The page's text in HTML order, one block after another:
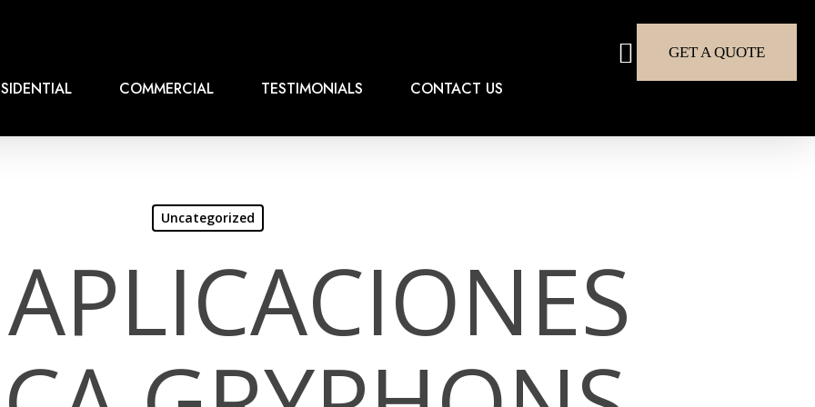
COMMERCIAL TESTIMONIALS CONTACT US
GET A QUOTE
search
Uncategorized